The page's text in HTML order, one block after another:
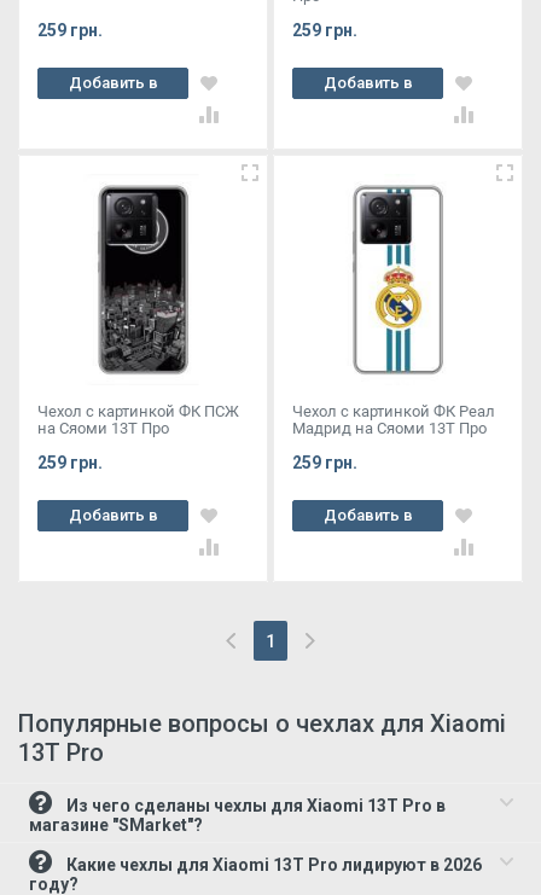
259 грн.
Добавить в
корзину
259 грн.
Добавить в
корзину
Чехол с картинкой ФК ПСЖ
на Сяоми 13Т Про
259 грн.
Добавить в
корзину
Чехол с картинкой ФК Реал
Мадрид на Сяоми 13Т Про
259 грн.
Добавить в
корзину
1
(current)
Популярные вопросы о чехлах для Xiaomi
13T Pro
магазине "SMarket"?
году?